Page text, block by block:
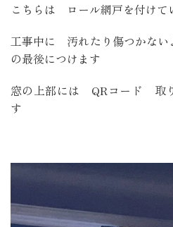
こちらは ロール網戸を付けて
工事中に 汚れたり傷つかな
の最後につけます
窓の上部には QRコード 取
す